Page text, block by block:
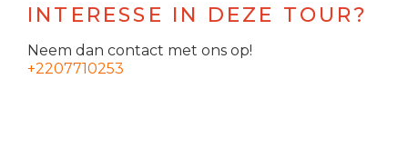
INTERESSE IN DEZE TOUR?
Neem dan contact met ons op!
+2207710253